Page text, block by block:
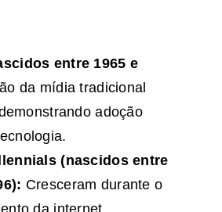
entre 1965 e
da mídia tradicional
adoção
(nascidos entre
Cresceram durante o
da internet,